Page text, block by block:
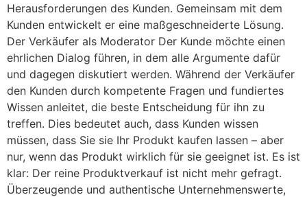
Herausforderungen des Kunden. Gemeinsam mit dem
Kunden entwickelt er eine maßgeschneiderte Lösung.
Der Verkäufer als Moderator Der Kunde möchte einen
ehrlichen Dialog führen, in dem alle Argumente dafür
und dagegen diskutiert werden. Während der Verkäufer
den Kunden durch kompetente Fragen und fundiertes
Wissen anleitet, die beste Entscheidung für ihn zu
treffen. Dies bedeutet auch, dass Kunden wissen
müssen, dass Sie sie Ihr Produkt kaufen lassen – aber
nur, wenn das Produkt wirklich für sie geeignet ist. Es ist
klar: Der reine Produktverkauf ist nicht mehr gefragt.
Überzeugende und authentische Unternehmenswerte,